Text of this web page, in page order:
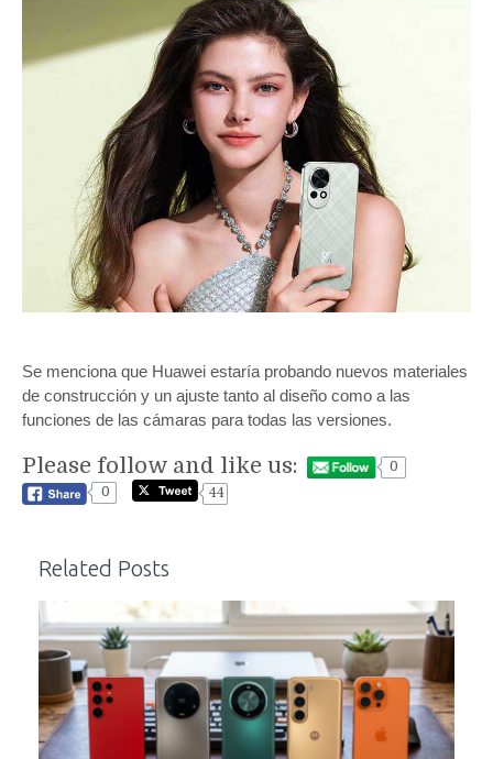
Se menciona que Huawei estaría probando nuevos materiales
de construcción y un ajuste tanto al diseño como a las
funciones de las cámaras para todas las versiones.
Please follow and like us:
0
0
44
Related Posts